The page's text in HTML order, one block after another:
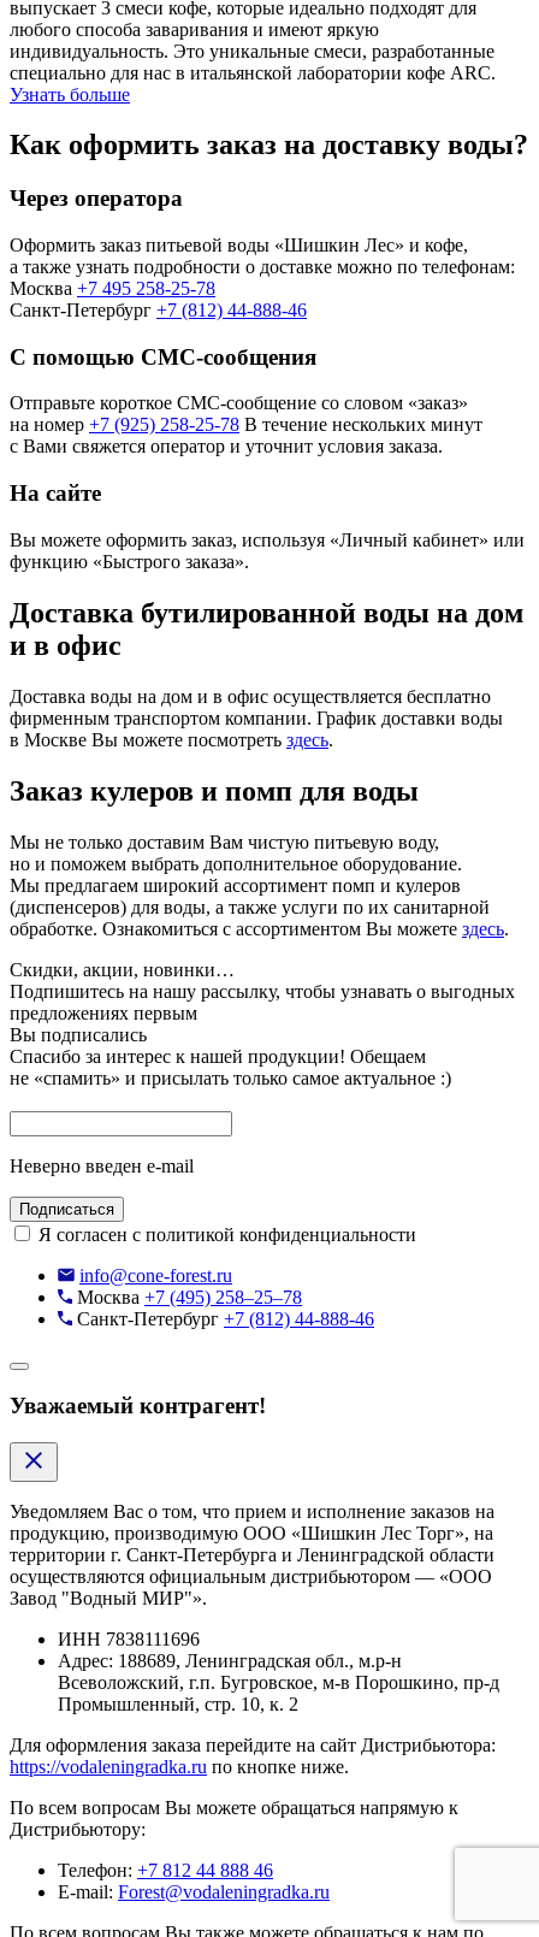
выпускает 3 смеси кофе, которые идеально подходят для
любого способа заваривания и имеют яркую
индивидуальность. Это уникальные смеси, разработанные
специально для нас в итальянской лаборатории кофе ARC.
Узнать больше
Как оформить заказ на доставку воды?
Через оператора
Оформить заказ питьевой воды «Шишкин Лес» и кофе,
а также узнать подробности о доставке можно по телефонам:
Москва +7 495 258-25-78
Санкт-Петербург +7 (812) 44-888-46
С помощью СМС-сообщения
Отправьте короткое СМС-сообщение со словом «заказ»
на номер +7 (925) 258-25-78 В течение нескольких минут
с Вами свяжется оператор и уточнит условия заказа.
На сайте
Вы можете оформить заказ, используя «Личный кабинет» или
функцию «Быстрого заказа».
Доставка бутилированной воды на дом
и в офис
Доставка воды на дом и в офис осуществляется бесплатно
фирменным транспортом компании. График доставки воды
в Москве Вы можете посмотреть здесь.
Заказ кулеров и помп для воды
Мы не только доставим Вам чистую питьевую воду,
но и поможем выбрать дополнительное оборудование.
Мы предлагаем широкий ассортимент помп и кулеров
(диспенсеров) для воды, а также услуги по их санитарной
обработке. Ознакомиться с ассортиментом Вы можете здесь.
Скидки, акции, новинки…
Подпишитесь на нашу рассылку, чтобы узнавать о выгодных
предложениях первым
Вы подписались
Спасибо за интерес к нашей продукции! Обещаем
не «спамить» и присылать только самое актуальное :)
Неверно введен e-mail
Подписаться
Я согласен с политикой конфиденциальности
info@cone-forest.ru
Москва +7 (495) 258–25–78
Санкт-Петербург +7 (812) 44-888-46
Уважаемый контрагент!
Уведомляем Вас о том, что прием и исполнение заказов на
продукцию, производимую ООО «Шишкин Лес Торг», на
территории г. Санкт-Петербурга и Ленинградской области
осуществляются официальным дистрибьютором — «ООО
Завод "Водный МИР"».
ИНН 7838111696
Адрес: 188689, Ленинградская обл., м.р-н
Всеволожский, г.п. Бугровское, м-в Порошкино, пр-д
Промышленный, стр. 10, к. 2
Для оформления заказа перейдите на сайт Дистрибьютора:
https://vodaleningradka.ru по кнопке ниже.
По всем вопросам Вы можете обращаться напрямую к
Дистрибьютору:
Телефон: +7 812 44 888 46
E-mail: Forest@vodaleningradka.ru
По всем вопросам Вы также можете обращаться к нам по